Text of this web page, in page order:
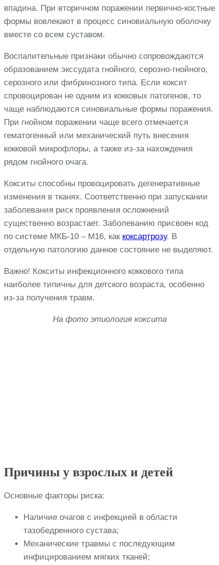
впадина. При вторичном поражении первично-костные
формы вовлекают в процесс синовиальную оболочку
вместе со всем суставом.
Воспалительные признаки обычно сопровождаются
образованием экссудата гнойного, серозно-гнойного,
серозного или фибринозного типа. Если коксит
спровоцирован не одним из кокковых патогенов, то
чаще наблюдаются синовиальные формы поражения.
При гнойном поражении чаще всего отмечается
гематогенный или механический путь внесения
кокковой микрофлоры, а также из-за нахождения
рядом гнойного очага.
Кокситы способны провоцировать дегенеративные
изменения в тканях. Соответственно при запускании
заболевания риск проявления осложнений
существенно возрастает. Заболеванию присвоен код
по системе МКБ-10 – М16, как коксартрозу. В
отдельную патологию данное состояние не выделяют.
Важно! Кокситы инфекционного коккового типа
наиболее типичны для детского возраста, особенно
из-за получения травм.
На фото этиология коксита
Причины у взрослых и детей
Основные факторы риска:
Наличие очагов с инфекцией в области
тазобедренного сустава;
Механические травмы с последующим
инфицированием мягких тканей;